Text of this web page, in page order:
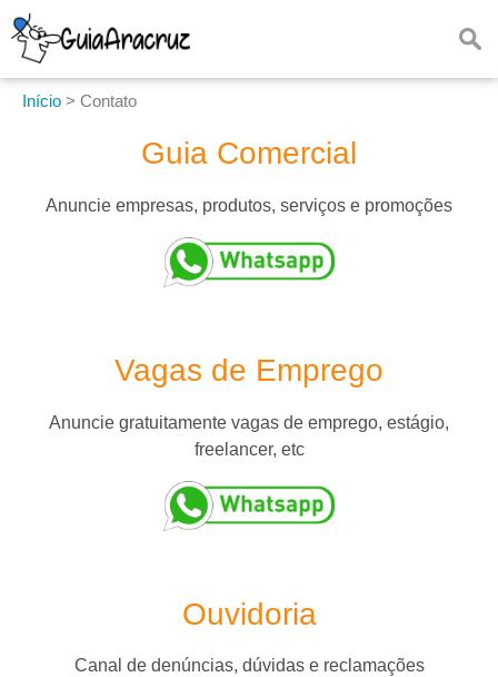
Início > Contato
Guia Comercial
Anuncie empresas, produtos, serviços e promoções
Vagas de Emprego
Anuncie gratuitamente vagas de emprego, estágio,
freelancer, etc
Ouvidoria
Canal de denúncias, dúvidas e reclamações